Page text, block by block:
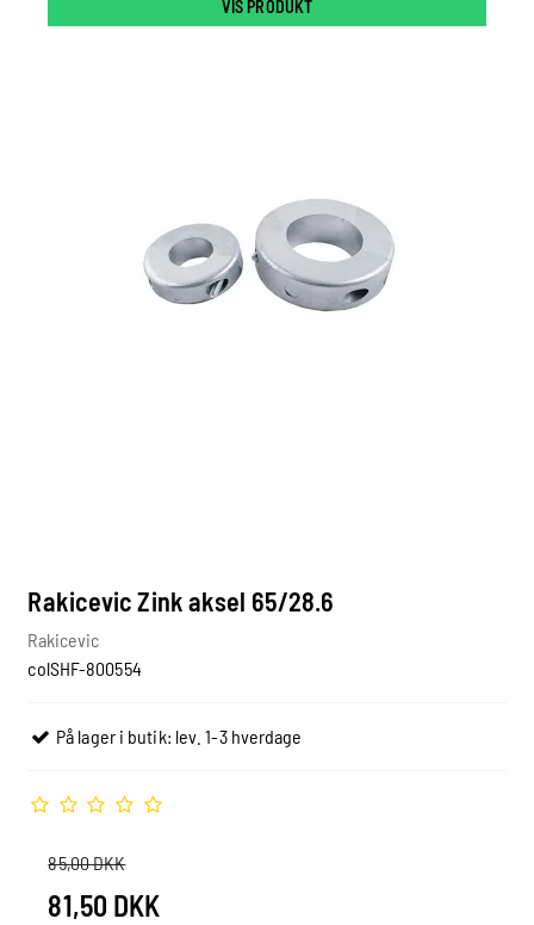
VIS PRODUKT
Rakicevic Zink aksel 65/28.6
Rakicevic
colSHF-800554
På lager i butik: lev. 1-3 hverdage
85,00 DKK
81,50 DKK